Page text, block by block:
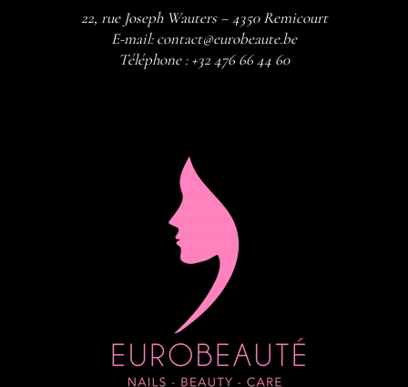
22, rue Joseph Wauters – 4350 Remicourt
E-mail:contact@eurobeaute.be
Téléphone :+32 476 66 44 60